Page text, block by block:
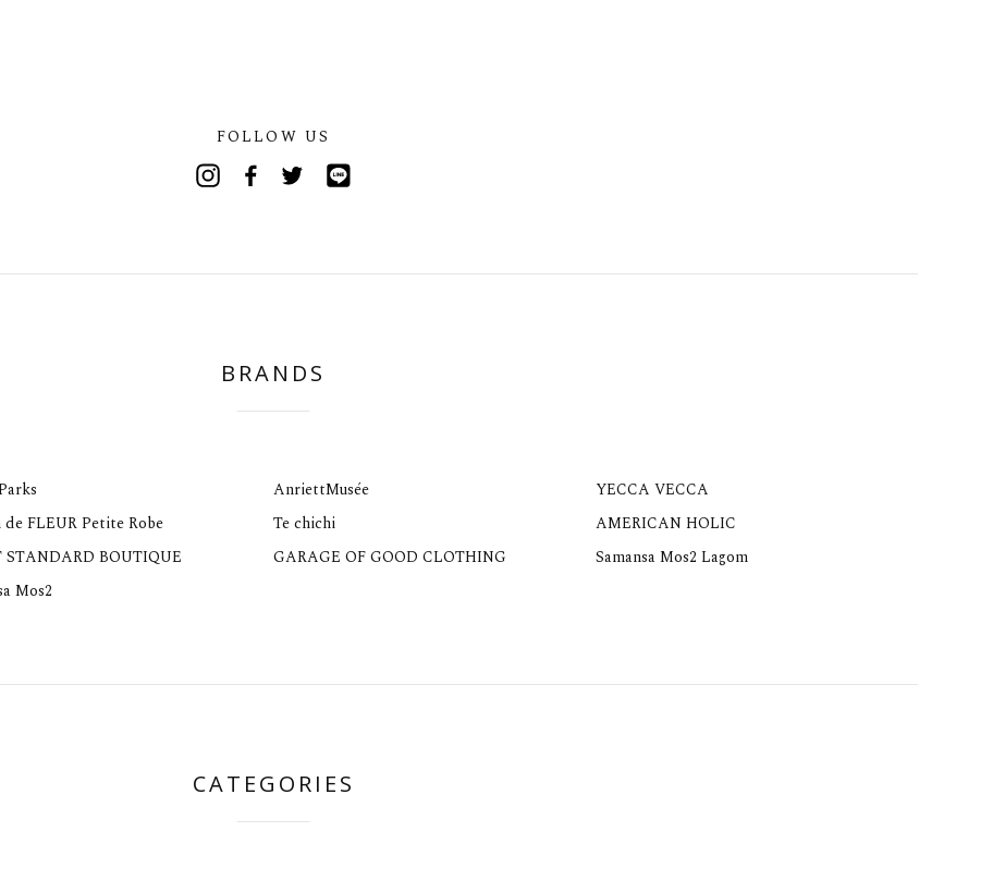
FOLLOW US
Twitter
BRANDS
AnriettMusée
YECCA VECCA
de FLEUR Petite Robe Te chichi
AMERICAN HOLIC
STANDARD BOUTIQUE GARAGE OF GOOD CLOTHING
Samansa Mos2 Lagom
Mos2
CATEGORIES